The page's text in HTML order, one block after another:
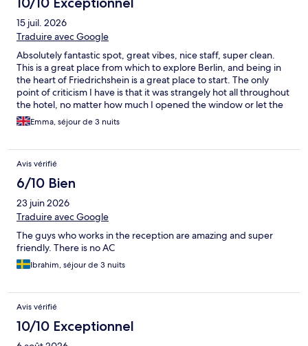
15 juil. 2026
Traduire avec Google
Absolutely fantastic spot, great vibes, nice staff, super clean.
This is a great place from which to explore Berlin, and being in
the heart of Friedrichshein is a great place to start. The only
point of criticism I have is that it was strangely hot all throughout
the hotel, no matter how much I opened the window or let the
fan blow. The temperatures were cool outside (17ish degrees) so
I can't imagine how hot it would be if you were visiting during a
necessity...
Emma, séjour de 3 nuits
Avis vérifié
6/10 Bien
23 juin 2026
Traduire avec Google
The guys who works in the reception are amazing and super
friendly. There is no AC
Ibrahim, séjour de 3 nuits
Avis vérifié
10/10 Exceptionnel